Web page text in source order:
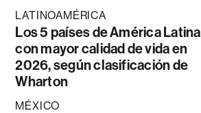
LATINOAMÉRICA
Los 5 países de América Latina
con mayor calidad de vida en
2026, según clasificación de
Wharton
MÉXICO